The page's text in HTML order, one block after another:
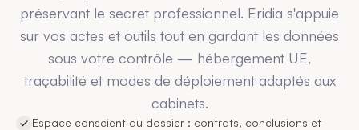
préservant le secret professionnel. Eridia s'appuie
sur vos actes et outils tout en gardant les données
sous votre contrôle — hébergement UE,
traçabilité et modes de déploiement adaptés aux
cabinets.
Espace conscient du dossier : contrats, conclusions et